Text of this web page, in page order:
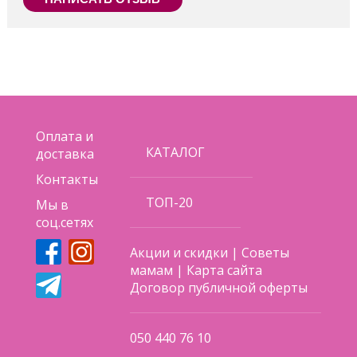
Оплата и
доставка
Контакты
Мы в
соц.сетях
КАТАЛОГ
ТОП-20
Акции и скидки |Советы
мамам | Карта сайта
Договор публичной оферты
050 440 76 10